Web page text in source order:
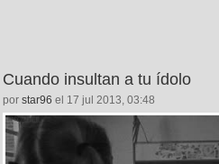
Cuando insultan a tu ídolo
por star96 el 17 jul 2013, 03:48